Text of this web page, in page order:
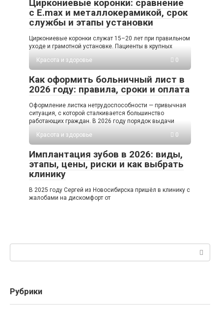
Циркониевые коронки: сравнение
с E.max и металлокерамикой, срок
службы и этапы установки
Циркониевые коронки служат 15–20 лет при правильном
уходе и грамотной установке. Пациенты в крупных
Красота и здоровье
0
Как оформить больничный лист в
2026 году: правила, сроки и оплата
Оформление листка нетрудоспособности — привычная
ситуация, с которой сталкивается большинство
работающих граждан. В 2026 году порядок выдачи
Красота и здоровье
0
Имплантация зубов в 2026: виды,
этапы, цены, риски и как выбрать
клинику
В 2025 году Сергей из Новосибирска пришёл в клинику с
жалобами на дискомфорт от
Рубрики